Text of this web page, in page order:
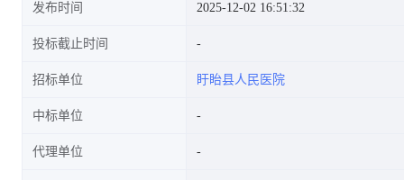
发布时间 2025-12-02 16:51:32
投标截止时间
招标单位 盱眙县人民医院
中标单位
代理单位